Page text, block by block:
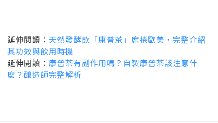
延伸閱讀： 天然發酵飲「康普茶」席捲歐美，完整介紹
其功效與飲用時機
延伸閱讀： 康普茶有副作用嗎？自製康普茶該注意什
麼？釀造師完整解析